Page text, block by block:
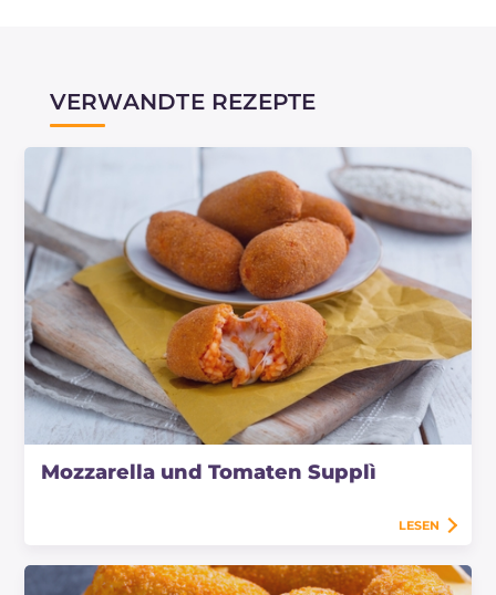
VERWANDTE REZEPTE
Mozzarella und Tomaten Supplì
LESEN